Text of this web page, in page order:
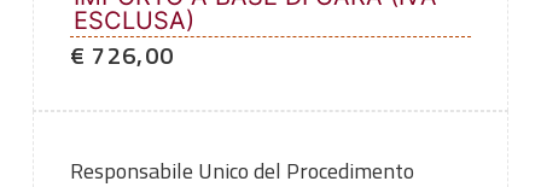
ESCLUSA)
€ 726,00
Responsabile Unico del Procedimento